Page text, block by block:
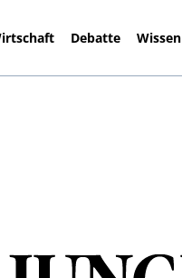
Debatte Wissen